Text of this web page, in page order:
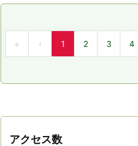
« ‹ 1 2 3 4
アクセス数